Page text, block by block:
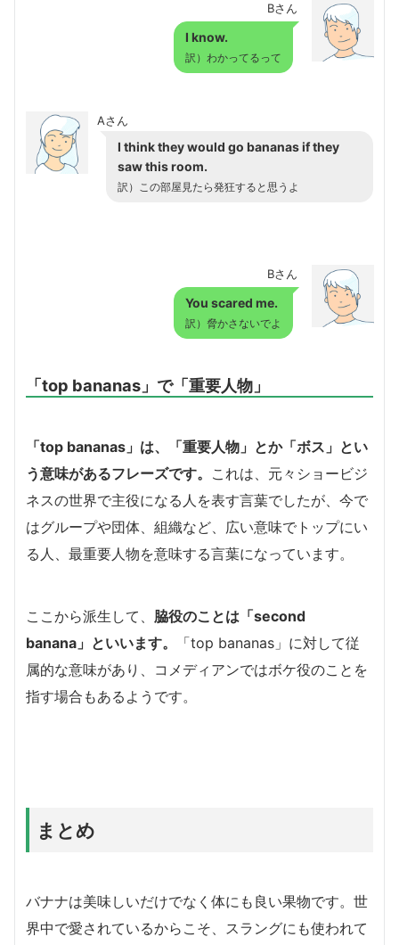
Bさん
I know.
訳）わかってるって
Aさん
I think they would go bananas if they
saw this room.
訳）この部屋見たら発狂すると思うよ
Bさん
You scared me.
訳）脅かさないでよ
「top bananas」で「重要人物」
「top bananas」 は、「重要人物」とか「ボス」とい
う意味があるフレーズです。 これは、元々ショービジ
ネスの世界で主役になる人を表す言葉でしたが、今で
はグループや団体、組織など、広い意味でトップにい
る人、最重要人物を意味する言葉になっています。
ここから派生して、 脇役のことは 「second
banana」 といいます。
「top bananas」に対して従
属的な意味があり、コメディアンではボケ役のことを
指す場合もあるようです。
まとめ
バナナは美味しいだけでなく体にも良い果物です。世
界中で愛されているからこそ、スラングにも使われて